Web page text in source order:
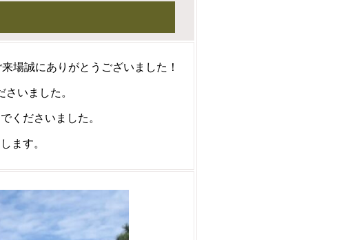
場誠にありがとうございました！
いました。
くださいました。
ます。